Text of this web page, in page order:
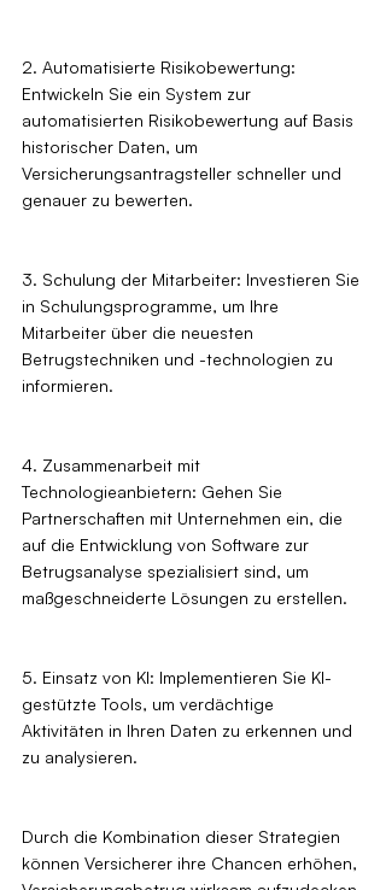
2. Automatisierte Risikobewertung:
Entwickeln Sie ein System zur
automatisierten Risikobewertung auf Basis
historischer Daten, um
Versicherungsantragsteller schneller und
genauer zu bewerten.
3. Schulung der Mitarbeiter: Investieren Sie
in Schulungsprogramme, um Ihre
Mitarbeiter über die neuesten
Betrugstechniken und -technologien zu
informieren.
4. Zusammenarbeit mit
Technologieanbietern: Gehen Sie
Partnerschaften mit Unternehmen ein, die
auf die Entwicklung von Software zur
Betrugsanalyse spezialisiert sind, um
maßgeschneiderte Lösungen zu erstellen.
5. Einsatz von KI: Implementieren Sie KI-
gestützte Tools, um verdächtige
Aktivitäten in Ihren Daten zu erkennen und
zu analysieren.
Durch die Kombination dieser Strategien
können Versicherer ihre Chancen erhöhen,